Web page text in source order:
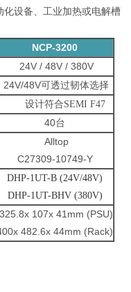
设备、工业加热或电解槽
NCP-3200
24V / 48V / 380V
24V/48V可透过韧体选择
设计符合SEMI F47
40台
Alltop
C27309-10749-Y
DHP-1UT-B (24V/48V)
DHP-1UT-BHV (380V)
325.8x 107x 41mm (PSU)
482.6x 44mm (Rack)